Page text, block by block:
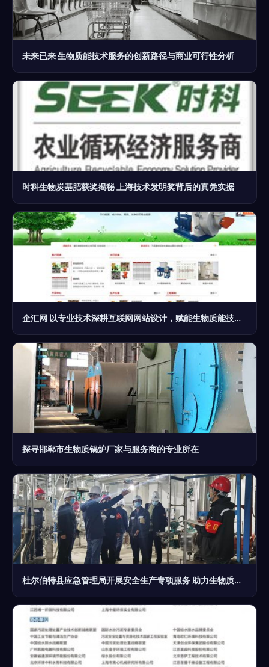
未来已来 生物质能技术服务的创新路径与商业可行性分析
时科生物炭基肥获奖揭秘 上海技术发明奖背后的真凭实据
企汇网 以专业技术深耕互联网网站设计，赋能生物质能技术服务升级
探寻邯郸市生物质锅炉厂家与服务商的专业所在
杜尔伯特县应急管理局开展安全生产专项服务 助力生物质能技术推广